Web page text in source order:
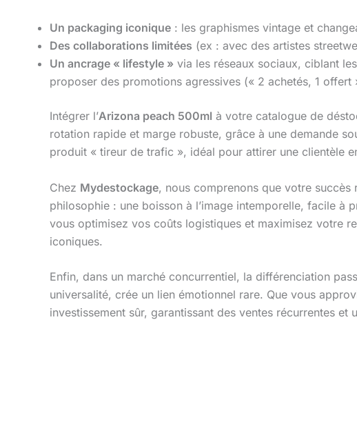
Un packaging iconique : les graphismes vintage et
Des collaborations limitées (ex : avec des artistes
Un ancrage « lifestyle » via les réseaux sociaux, ciblant
proposer des promotions agressives (« 2 achetés, 1
Intégrer l’Arizona peach 500ml à votre catalogue de
rotation rapide et marge robuste, grâce à une demande
produit « tireur de trafic », idéal pour attirer une clientèle
Chez Mydestockage, nous comprenons que votre succès
philosophie : une boisson à l’image intemporelle, facile à
vous optimisez vos coûts logistiques et maximisez votre
iconiques.
Enfin, dans un marché concurrentiel, la différenciation
universalité, crée un lien émotionnel rare. Que vous
investissement sûr, garantissant des ventes récurrentes